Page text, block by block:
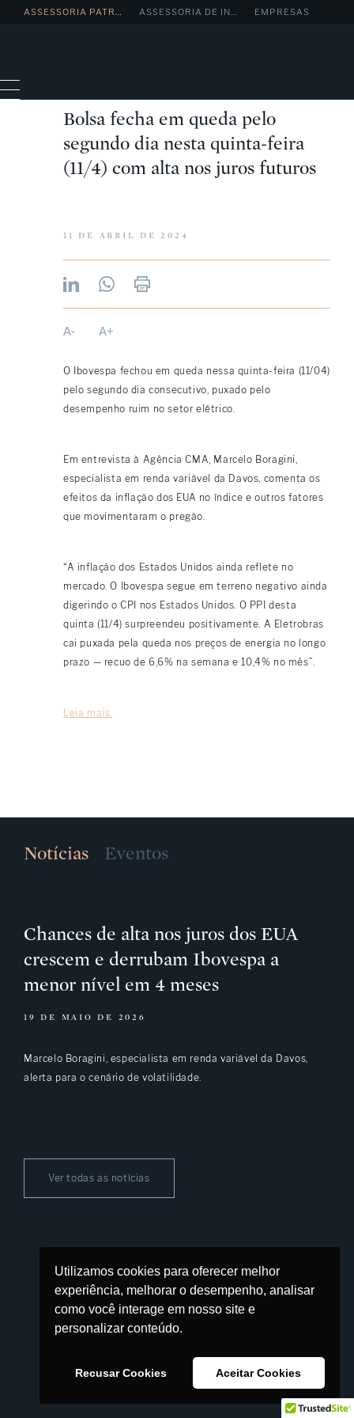
Utilizamos cookies para oferecer melhor
experiência, melhorar o desempenho, analisar
como você interage em nosso site e
personalizar conteúdo.
Recusar Cookies Aceitar Cookies
ASSESSORIA PATRIMONIAL ASSESSORIA DE INVESTIMENTOS EMPRESAS
Bolsa fecha em queda pelo
segundo dia nesta quinta-feira
(11/4) com alta nos juros futuros
11 DE ABRIL DE 2024
A- A+
O Ibovespa fechou em queda nessa quinta-feira (11/04)
pelo segundo dia consecutivo, puxado pelo
desempenho ruim no setor elétrico.
Em entrevista à Agência CMA, Marcelo Boragini,
especialista em renda variável da Davos, comenta os
efeitos da inflação dos EUA no índice e outros fatores
que movimentaram o pregão.
“A inflação dos Estados Unidos ainda reflete no
mercado. O Ibovespa segue em terreno negativo ainda
digerindo o CPI nos Estados Unidos. O PPI desta
quinta (11/4) surpreendeu positivamente. A Eletrobras
cai puxada pela queda nos preços de energia no longo
prazo — recuo de 6,6% na semana e 10,4% no mês”.
Leia mais.
Notícias Eventos
Chances de alta nos juros dos EUA
crescem e derrubam Ibovespa a
menor nível em 4 meses
19 DE MAIO DE 2026
Marcelo Boragini, especialista em renda variável da Davos,
alerta para o cenário de volatilidade.
Ver todas as notícias
Davos Financial Partnership
/davos-financial-partnership
Designed by IN